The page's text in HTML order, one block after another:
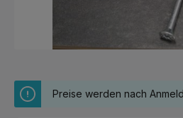
Preise werden nach